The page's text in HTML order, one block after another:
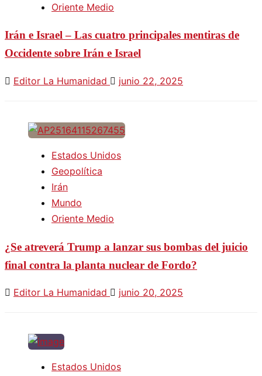
Oriente Medio
Irán e Israel – Las cuatro principales mentiras de
Occidente sobre Irán e Israel
Editor La Humanidad junio 22, 2025
Estados Unidos
Geopolítica
Irán
Mundo
Oriente Medio
¿Se atreverá Trump a lanzar sus bombas del juicio
final contra la planta nuclear de Fordo?
Editor La Humanidad junio 20, 2025
Estados Unidos